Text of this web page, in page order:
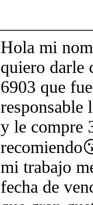
Hola mi
quiero darle
6903 que
responsable
y le compre
mi trabajo
fecha de